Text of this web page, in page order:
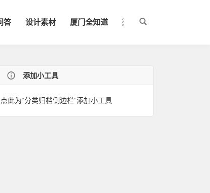
答 设计素材 厦门全知道
添加小工具
点此为“分类归档侧边栏”添加小工具